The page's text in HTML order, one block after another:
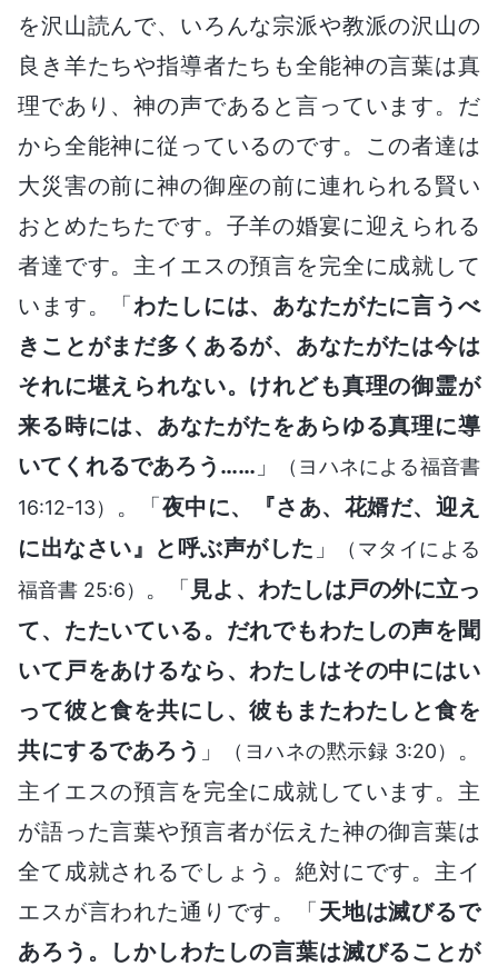
を沢山読んで、いろんな宗派や教派の沢山の
良き羊たちや指導者たちも全能神の言葉は真
理であり、神の声であると言っています。だ
から全能神に従っているのです。この者達は
大災害の前に神の御座の前に連れられる賢い
おとめたちたです。子羊の婚宴に迎えられる
者達です。主イエスの預言を完全に成就して
います。「わたしには、あなたがたに言うべ
きことがまだ多くあるが、あなたがたは今は
それに堪えられない。けれども真理の御霊が
来る時には、あなたがたをあらゆる真理に導
いてくれるであろう…… 」
（ヨハネによる福音書
16:12-13） 。「夜中に、『さあ、花婿だ、迎え
に出なさい』と呼ぶ声がした 」
（マタイによる
福音書 25:6） 。「 見よ、わたしは戸の外に立っ
て、たたいている。だれでもわたしの声を聞
いて戸をあけるなら、わたしはその中にはい
って彼と食を共にし、彼もまたわたしと食を
共にするであろう 」 （ヨハネの黙示録 3:20） 。
主イエスの預言を完全に成就しています。主
が語った言葉や預言者が伝えた神の御言葉は
全て成就されるでしょう。絶対にです。主イ
エスが言われた通りです。「天地は滅びるで
あろう。しかしわたしの言葉は滅びることが